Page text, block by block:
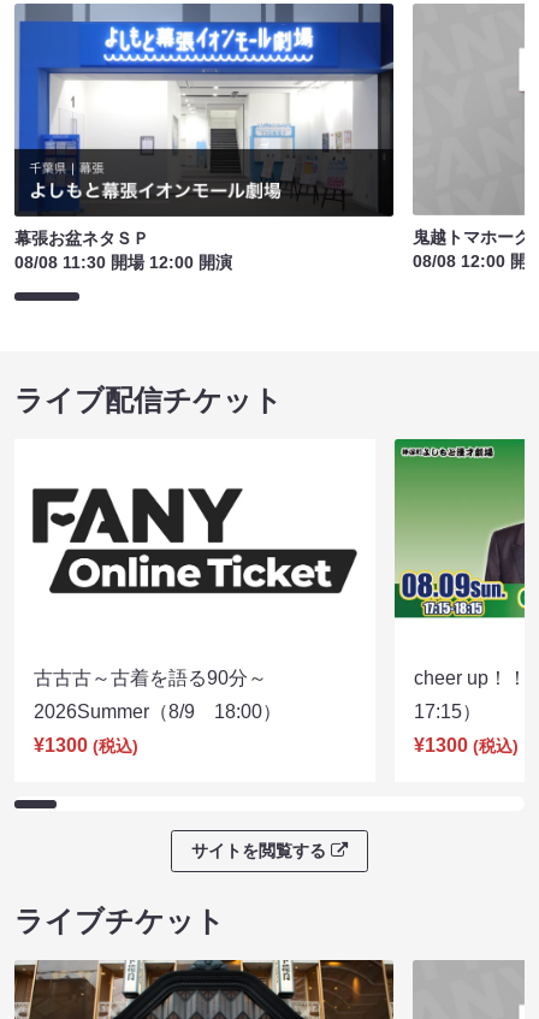
幕張お盆ネタＳＰ
08/08 11:30 開場 12:00 開演
鬼越トマホーク
08/08 12:00 開
ライブ配信チケット
古古古～古着を語る90分～
2026Summer（8/9 18:00）
¥1300 (税込)
cheer up！
17:15）
¥1300 (税込)
サイトを閲覧する
ライブチケット